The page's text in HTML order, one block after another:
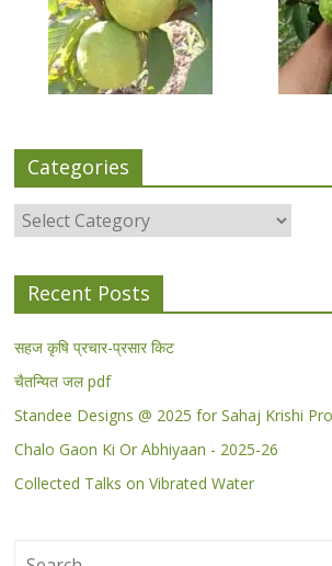
Categories
Categories
Recent Posts
सहज कृषि प्रचार-प्रसार किट
चैतन्यित जल pdf
Standee Designs @ 2025 for Sahaj Krishi
Chalo Gaon Ki Or Abhiyaan - 2025-26
Collected Talks on Vibrated Water